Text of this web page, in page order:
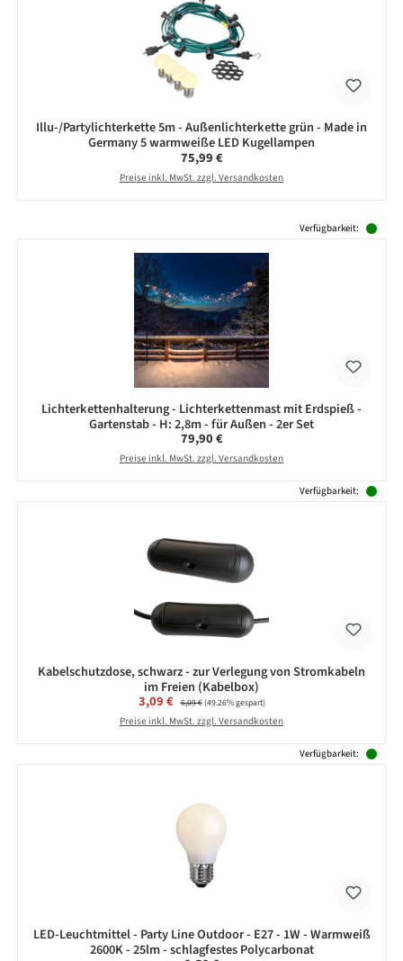
Illu-/Partylichterkette 5m - Außenlichterkette grün - Made in
Germany 5 warmweiße LED Kugellampen
Regulärer Preis:
75,99 €
Preise inkl. MwSt. zzgl. Versandkosten
Verfügbarkeit:
Lichterkettenhalterung - Lichterkettenmast mit Erdspieß -
Gartenstab - H: 2,8m - für Außen - 2er Set
Regulärer Preis:
79,90 €
Preise inkl. MwSt. zzgl. Versandkosten
Verfügbarkeit:
Kabelschutzdose, schwarz - zur Verlegung von Stromkabeln
im Freien (Kabelbox)
Verkaufspreis:
3,09 € Regulärer Preis:
6,09 €(49.26% gespart)
Preise inkl. MwSt. zzgl. Versandkosten
Verfügbarkeit:
LED-Leuchtmittel - Party Line Outdoor - E27 - 1W - Warmweiß
2600K - 25lm - schlagfestes Polycarbonat